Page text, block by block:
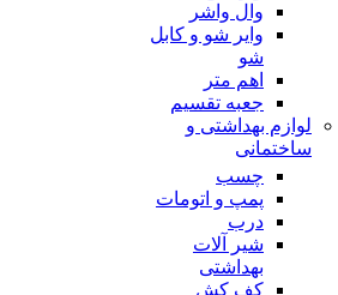
وال واشر
وایر شو و کابل
شو
اهم متر
جعبه تقسیم
لوازم بهداشتی و
ساختمانی
چسب
پمپ و اتومات
درب
شیر آلات
بهداشتی
کف کش